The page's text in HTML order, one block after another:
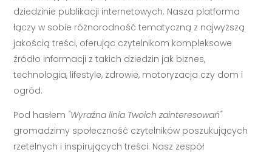
dziedzinie publikacji internetowych. Nasza platforma
łączy w sobie różnorodność tematyczną z najwyższą
jakością treści, oferując czytelnikom kompleksowe
źródło informacji z takich dziedzin jak biznes,
technologia, lifestyle, zdrowie, motoryzacja czy dom i
ogród.
Pod hasłem "Wyraźna linia Twoich zainteresowań"
gromadzimy społeczność czytelników poszukujących
rzetelnych i inspirujących treści. Nasz zespół